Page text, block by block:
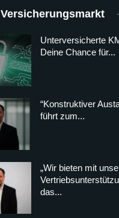
Versicherungsmarkt
Unterversicherte
Deine Chance für...
“Konstruktiver
führt zum...
„Wir bieten mit
das...